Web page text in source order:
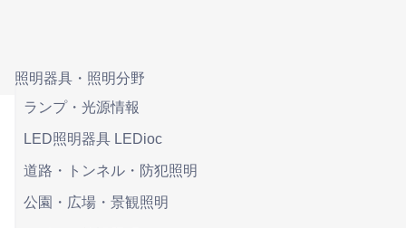
照明器具・照明分野
ランプ・光源情報
LED照明器具 LEDioc
道路・トンネル・防犯照明
公園・広場・景観照明